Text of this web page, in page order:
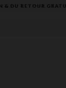
GRATUITS EN